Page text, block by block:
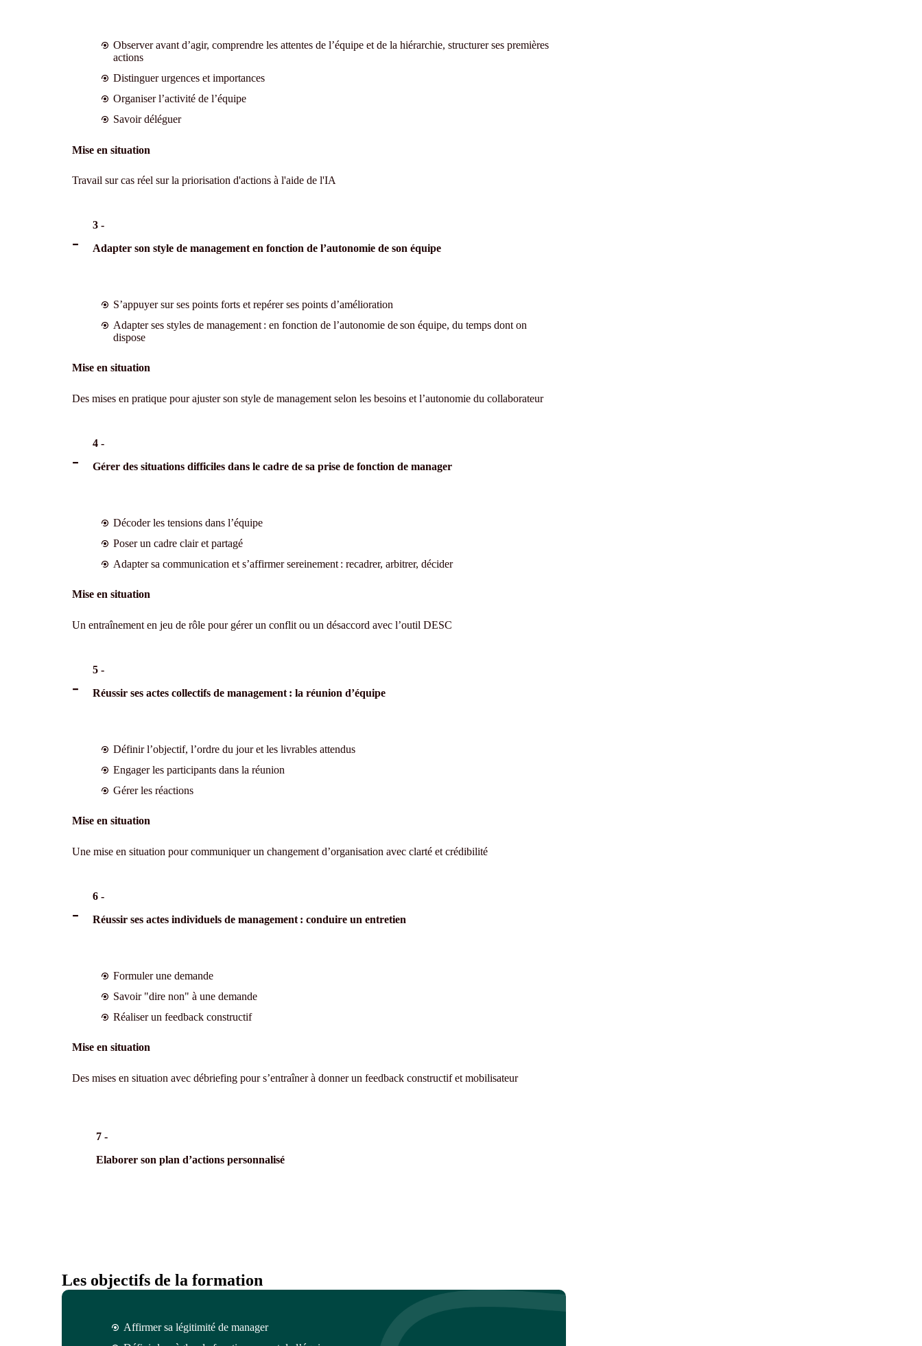
Observer avant d’agir, comprendre les attentes de l’équipe et de la hiérarchie, structurer ses premières
actions
Distinguer urgences et importances
Organiser l’activité de l’équipe
Savoir déléguer
Mise en situation
Travail sur cas réel sur la priorisation d'actions à l'aide de l'IA
3 -
Adapter son style de management en fonction de l’autonomie de son équipe
S’appuyer sur ses points forts et repérer ses points d’amélioration
Adapter ses styles de management : en fonction de l’autonomie de son équipe, du temps dont on
dispose
Mise en situation
Des mises en pratique pour ajuster son style de management selon les besoins et l’autonomie du collaborateur
4 -
Gérer des situations difficiles dans le cadre de sa prise de fonction de manager
Décoder les tensions dans l’équipe
Poser un cadre clair et partagé
Adapter sa communication et s’affirmer sereinement : recadrer, arbitrer, décider
Mise en situation
Un entraînement en jeu de rôle pour gérer un conflit ou un désaccord avec l’outil DESC
5 -
Réussir ses actes collectifs de management : la réunion d’équipe
Définir l’objectif, l’ordre du jour et les livrables attendus
Engager les participants dans la réunion
Gérer les réactions
Mise en situation
Une mise en situation pour communiquer un changement d’organisation avec clarté et crédibilité
6 -
Réussir ses actes individuels de management : conduire un entretien
Formuler une demande
Savoir "dire non" à une demande
Réaliser un feedback constructif
Mise en situation
Des mises en situation avec débriefing pour s’entraîner à donner un feedback constructif et mobilisateur
7 -
Elaborer son plan d’actions personnalisé
Les objectifs de la formation
Affirmer sa légitimité de manager